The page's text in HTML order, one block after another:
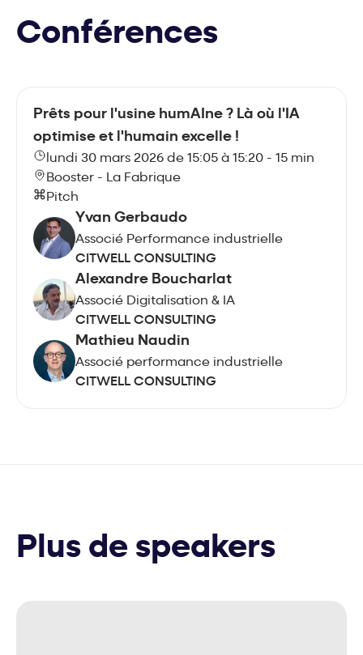
Conférences
Prêts pour l'usine humAIne ? Là où l'IA
optimise et l'humain excelle !
lundi 30 mars 2026 de 15:05 à 15:20 - 15 min
Booster - La Fabrique
Pitch
Yvan Gerbaudo
Associé Performance industrielle
CITWELL CONSULTING
Alexandre Boucharlat
Associé Digitalisation & IA
CITWELL CONSULTING
Mathieu Naudin
Associé performance industrielle
CITWELL CONSULTING
Plus de speakers